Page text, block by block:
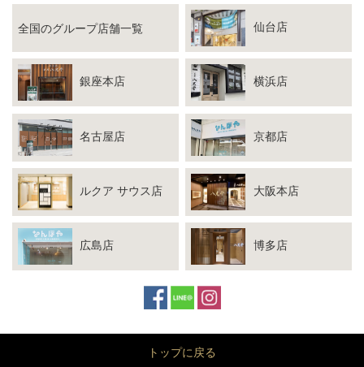
全国のグループ店舗一覧 仙台店
銀座本店 横浜店
名古屋店 京都店
ルクア サウス店 大阪本店
広島店 博多店
トップに戻る